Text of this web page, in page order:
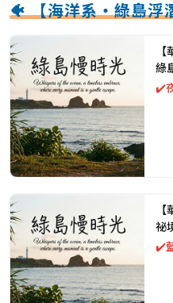
🐠 【海洋系・綠島浮
綠
✔️
祕
✔️